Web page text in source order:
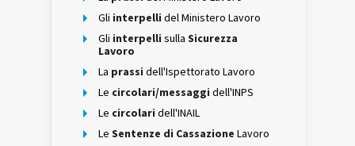
Gli interpelli del Ministero Lavoro
Gli interpelli sulla Sicurezza
Lavoro
La prassi dell'Ispettorato Lavoro
Le circolari/messaggi dell'INPS
Le circolari dell'INAIL
Le Sentenze di Cassazione Lavoro